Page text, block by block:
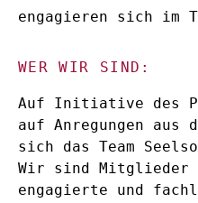
engagieren sich im
WER WIR SIND:
Auf Initiative des
auf Anregungen aus
sich das Team
Wir sind Mitglieder
engagierte und